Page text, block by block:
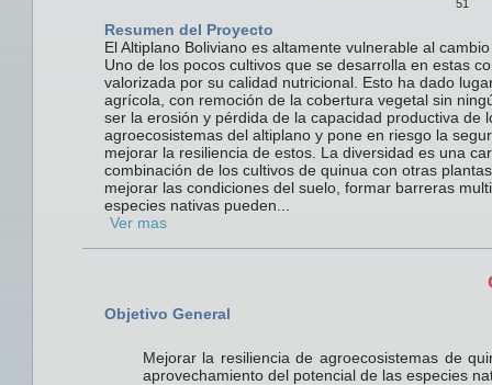
51
Resumen del Proyecto
El Altiplano Boliviano es altamente vulnerable al
Uno de los pocos cultivos que se desarrolla en estas
valorizada por su calidad nutricional. Esto ha dado
agrícola, con remoción de la cobertura vegetal sin
ser la erosión y pérdida de la capacidad productiva de
agroecosistemas del altiplano y pone en riesgo la
mejorar la resiliencia de estos. La diversidad es una
combinación de los cultivos de quinua con otras
mejorar las condiciones del suelo, formar barreras
especies nativas pueden...
Ver mas
Objetivo General
Mejorar la resiliencia de agroecosistemas de
aprovechamiento del potencial de las especies